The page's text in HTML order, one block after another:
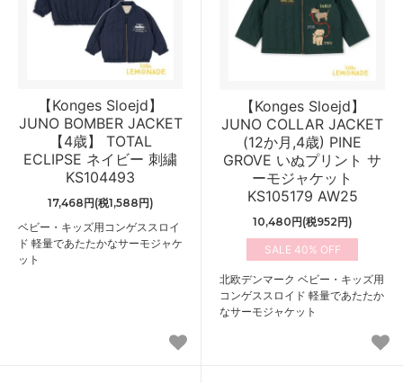
【Konges Sloejd】
JUNO BOMBER JACKET
【4歳】 TOTAL
ECLIPSE ネイビー 刺繍
KS104493
17,468円(税1,588円)
ベビー・キッズ用コンゲススロイ
ド 軽量であたたかなサーモジャケ
ット
【Konges Sloejd】
JUNO COLLAR JACKET
(12か月,4歳) PINE
GROVE いぬプリント サ
ーモジャケット
KS105179 AW25
10,480円(税952円)
40%
北欧デンマーク ベビー・キッズ用
コンゲススロイド 軽量であたたか
なサーモジャケット